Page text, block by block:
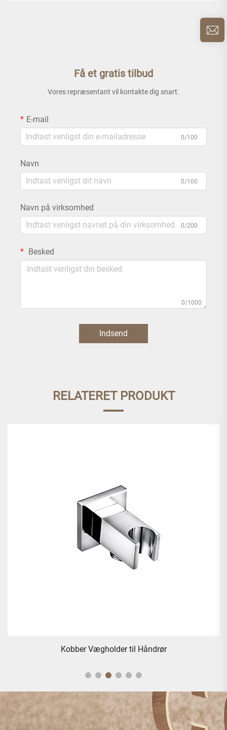
Få et gratis tilbud
Vores repræsentant vil kontakte dig snart.
E-mail
0/100
Navn
0/100
Navn på virksomhed
0/200
Besked
0/1000
Indsend
RELATERET PRODUKT
Kobber Vægholder til Håndrør